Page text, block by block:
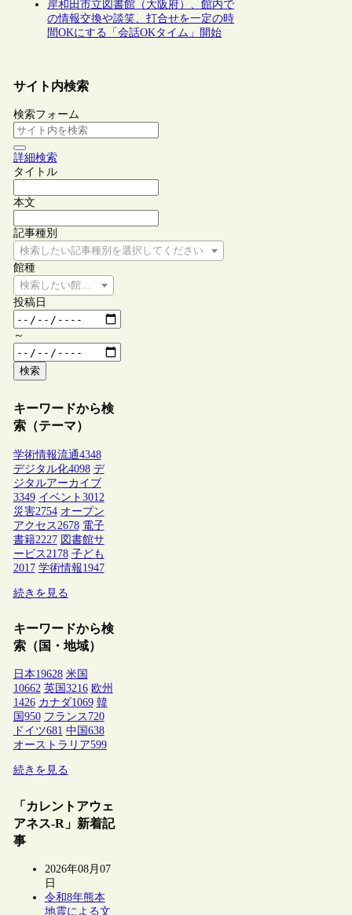
岸和田市立図書館（大阪府）、館内で
の情報交換や談笑、打合せを一定の時
間OKにする「会話OKタイム」開始
サイト内検索
検索フォーム
詳細検索
タイトル
本文
記事種別
検索したい記事種別を選択してください
館種
検索したい館種を選択してください
投稿日
～
検索
キーワードから検
索（テーマ）
学術情報流通4348
デジタル化4098 デ
ジタルアーカイブ
3349 イベント 3012
災害2754 オープン
アクセス 2678 電子
書籍2227 図書館サ
ービス 2178 子ども
2017 学術情報1947
続きを見る
キーワードから検
索（国・地域）
日本19628 米国
10662 英国 3216 欧州
1426 カナダ1069 韓
国 950 フランス 720
ドイツ681 中国 638
オーストラリア599
続きを見る
「カレントアウェ
アネス-R」新着記
事
2026年08月07
日
令和8年熊本
地震による文